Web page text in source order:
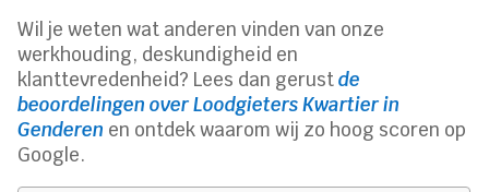
Wil je weten wat anderen vinden van onze
werkhouding, deskundigheid en
klanttevredenheid? Lees dan gerustde
beoordelingen over Loodgieters Kwartier in
Genderen en ontdek waarom wij zo hoog scoren op
Google.